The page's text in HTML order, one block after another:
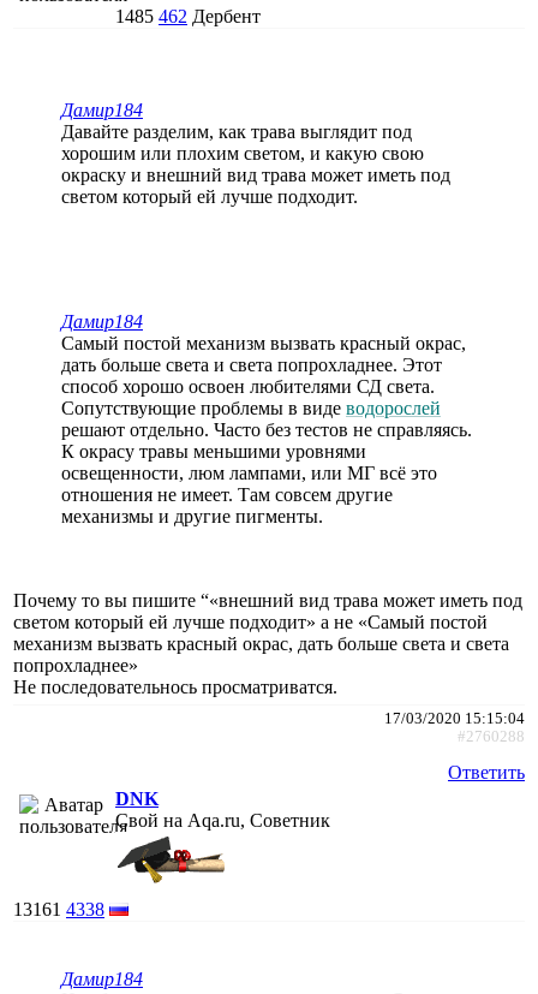
1485 462 Дербент
Дамир184
Давайте разделим, как трава выглядит под
хорошим или плохим светом, и какую свою
окраску и внешний вид трава может иметь под
светом который ей лучше подходит.
Дамир184
Самый постой механизм вызвать красный окрас,
дать больше света и света попрохладнее. Этот
способ хорошо освоен любителями СД света.
Сопутствующие проблемы в виде водорослей
решают отдельно. Часто без тестов не справляясь.
К окрасу травы меньшими уровнями
освещенности, люм лампами, или МГ всё это
отношения не имеет. Там совсем другие
механизмы и другие пигменты.
Почему то вы пишите “«внешний вид трава может иметь под
светом который ей лучше подходит» а не «Самый постой
механизм вызвать красный окрас, дать больше света и света
попрохладнее»
Не последовательнось просматриватся.
17/03/2020 15:15:04
#2760288
Ответить
DNK
Свой на Aqa.ru, Советник
13161 4338
Дамир184